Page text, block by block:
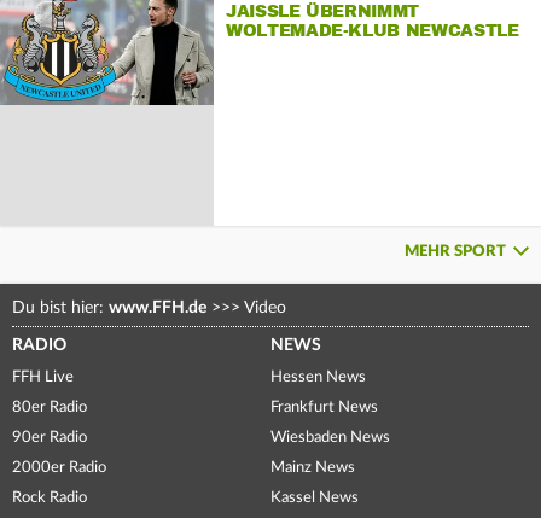
JAISSLE ÜBERNIMMT
WOLTEMADE-KLUB NEWCASTLE
MEHR SPORT
Du bist hier: www.FFH.de >>> Video
RADIO
FFH Live
80er Radio
90er Radio
2000er Radio
Rock Radio
NEWS
Hessen News
Frankfurt News
Wiesbaden News
Mainz News
Kassel News